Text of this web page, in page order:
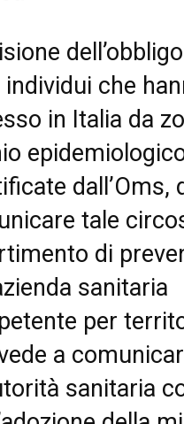
individui che
in Italia da
dall’Oms,
tale
di
sanitaria
per
a
sanitaria